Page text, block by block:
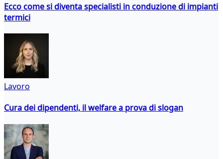
Ecco come si diventa specialisti in conduzione di impianti
termici
Lavoro
Cura dei dipendenti, il welfare a prova di slogan